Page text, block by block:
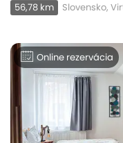
56,78 km Slovensko,
Online rezervácia